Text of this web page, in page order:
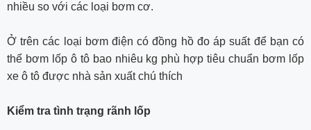
nhiều so với các loại bơm cơ.
Ở trên các loại bơm điện có đồng hồ đo áp suất để bạn có
thể bơm lốp ô tô bao nhiêu kg phù hợp tiêu chuẩn bơm lốp
xe ô tô được nhà sản xuất chú thích
Kiểm tra tình trạng rãnh lốp